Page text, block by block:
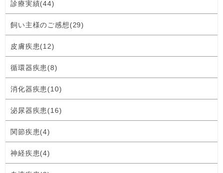
診療実績(44)
飼い主様のご感想(29)
皮膚疾患(12)
循環器疾患(8)
消化器疾患(10)
泌尿器疾患(16)
関節疾患(4)
神経疾患(4)